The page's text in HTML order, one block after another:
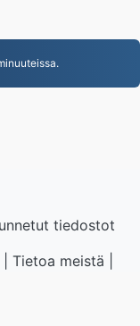
tiedostot
Tietoa meistä